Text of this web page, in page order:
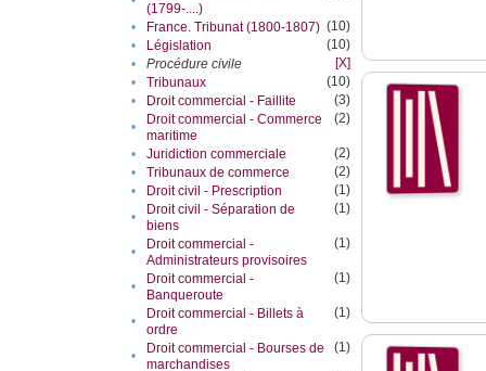
(1799-....)
• France. Tribunat (1800-1807) (10)
•
Législation
(10)
•
Procédure civile
[X]
•
Tribunaux
(10)
•
Droit commercial - Faillite
(3)
•
Droit commercial - Commerce
maritime
(2)
• Juridiction commerciale
(2)
•
Tribunaux de commerce
(2)
•
Droit civil - Prescription
(1)
•
Droit civil - Séparation de
biens
(1)
•
Droit commercial -
Administrateurs provisoires
(1)
•
Droit commercial -
Banqueroute
(1)
•
Droit commercial - Billets à
ordre
(1)
•
Droit commercial - Bourses de
marchandises
(1)